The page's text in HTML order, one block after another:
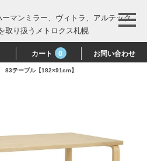
カート 0 お問い合わせ
83テーブル【182×91cm】